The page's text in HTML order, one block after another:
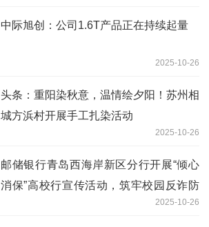
中际旭创：公司1.6T产品正在持续起量
2025-10-26
头条：重阳染秋意，温情绘夕阳！苏州相
城方浜村开展手工扎染活动
2025-10-26
邮储银行青岛西海岸新区分行开展“倾心
消保”高校行宣传活动，筑牢校园反诈防
2025-10-26